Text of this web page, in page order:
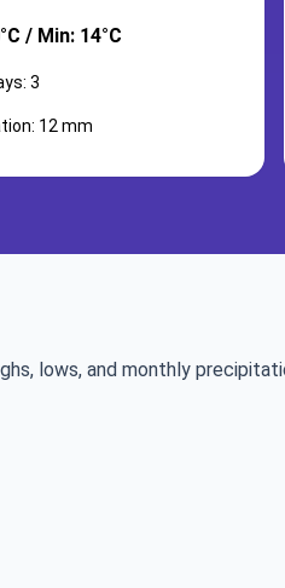
/ Min: 14°C
3
12 mm
lows, and monthly